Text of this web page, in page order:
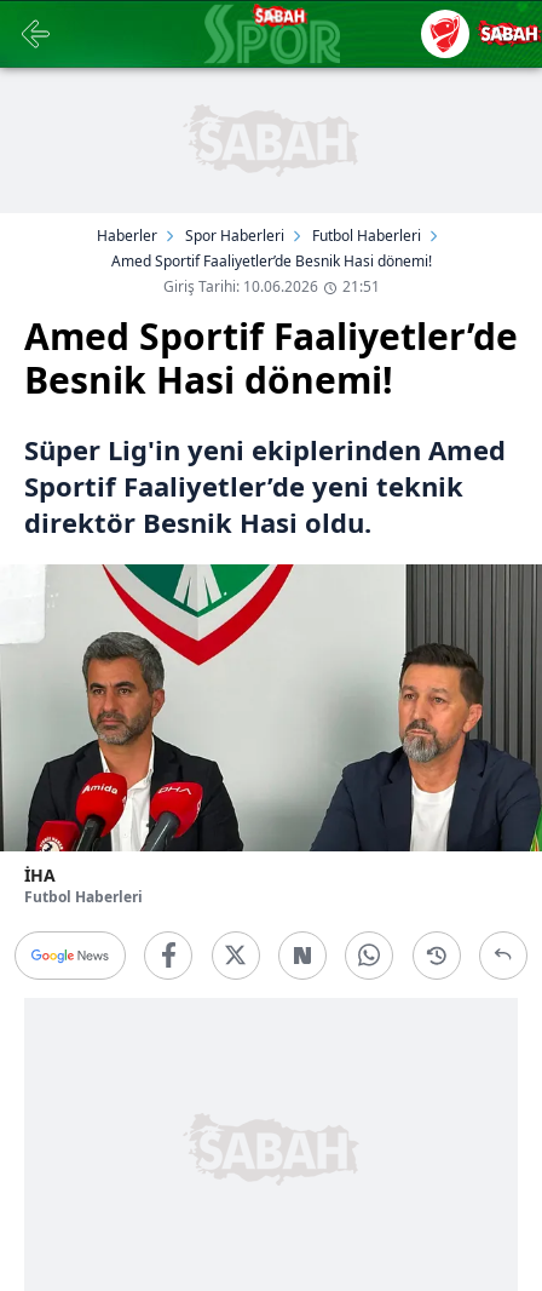
Haberler Spor Haberleri
Futbol Haberleri
Amed Sportif Faaliyetler’de Besnik Hasi dönemi!
Giriş Tarihi: 10.06.2026
21:51
Amed Sportif Faaliyetler’de
Besnik Hasi dönemi!
Süper Lig'in yeni ekiplerinden Amed
Sportif Faaliyetler’de yeni teknik
direktör Besnik Hasi oldu.
İHA
Futbol Haberleri